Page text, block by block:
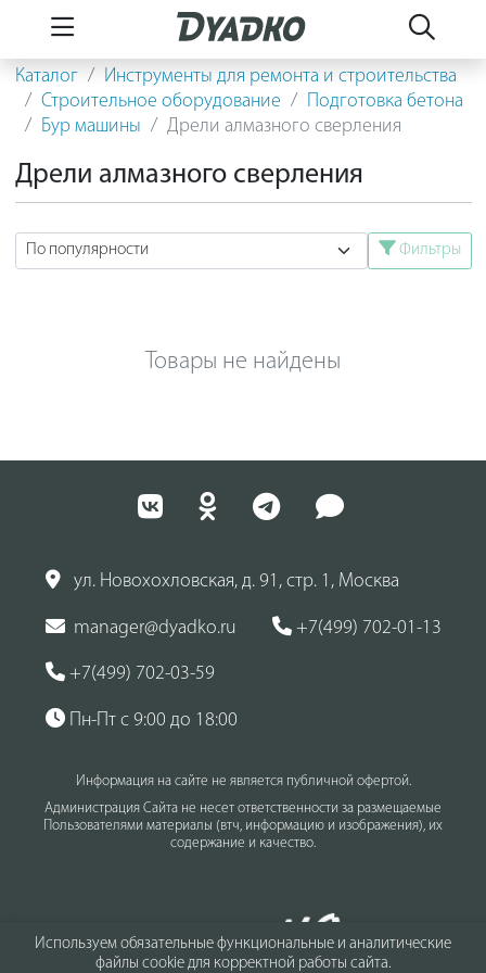
Каталог
Инструменты для ремонта и строительства
Строительное оборудование
Подготовка бетона
Бур машины
Дрели алмазного сверления
Дрели алмазного сверления
Фильтры
Товары не найдены
Используем обязательные функциональные и аналитические
файлы cookie для корректной работы сайта.
ул. Новохохловская, д. 91, стр. 1, Москва
manager@dyadko.ru +7(499) 702-01-13
+7(499) 702-03-59
Пн-Пт с 9:00 до 18:00
Информация на сайте не является публичной офертой.
Администрация Сайта не несет ответственности за размещаемые
Пользователями материалы (втч, информацию и изображения), их
содержание и качество.